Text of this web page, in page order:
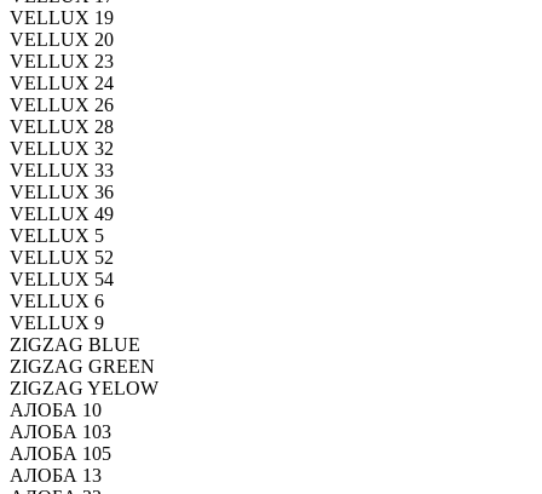
VELLUX 19
VELLUX 20
VELLUX 23
VELLUX 24
VELLUX 26
VELLUX 28
VELLUX 32
VELLUX 33
VELLUX 36
VELLUX 49
VELLUX 5
VELLUX 52
VELLUX 54
VELLUX 6
VELLUX 9
ZIGZAG BLUE
ZIGZAG GREEN
ZIGZAG YELOW
АЛОБА 10
АЛОБА 103
АЛОБА 105
АЛОБА 13